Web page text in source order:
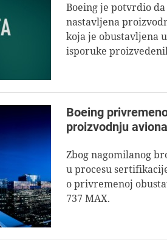
Boeing je potvrdio
nastavljena
koja je obustavljena
isporuke
Boeing
proizvodnju
Zbog nagomilanog
u procesu
o privremenoj
737 MAX.